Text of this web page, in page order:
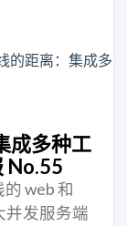
成多种工
No.55
web 和
并发服务端